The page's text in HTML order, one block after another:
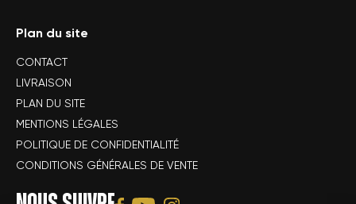
Plan du site
CONTACT
LIVRAISON
PLAN DU SITE
MENTIONS LÉGALES
POLITIQUE DE CONFIDENTIALITÉ
CONDITIONS GÉNÉRALES DE VENTE